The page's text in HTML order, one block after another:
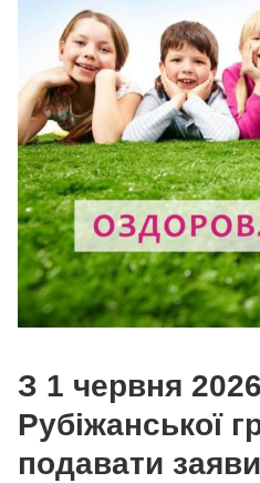
З 1 червня
Рубіжанської
подавати